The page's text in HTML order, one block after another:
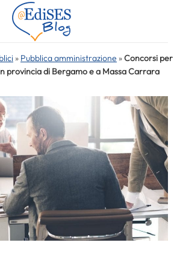
» Pubblica amministrazione »Concorsi per
provincia di Bergamo e a Massa Carrara